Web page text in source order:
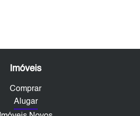
Imóveis
Comprar
Alugar